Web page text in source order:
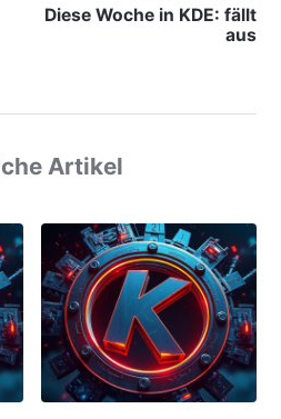
Diese Woche in KDE: fällt
aus
Artikel